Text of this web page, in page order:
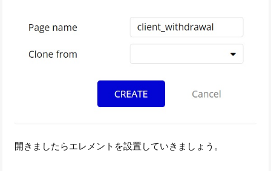
開きましたらエレメントを設置していきましょう。